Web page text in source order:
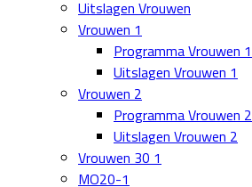
Uitslagen Vrouwen
Vrouwen 1
Programma Vrouwen 1
Uitslagen Vrouwen 1
Vrouwen 2
Programma Vrouwen 2
Uitslagen Vrouwen 2
Vrouwen 30 1
MO20-1